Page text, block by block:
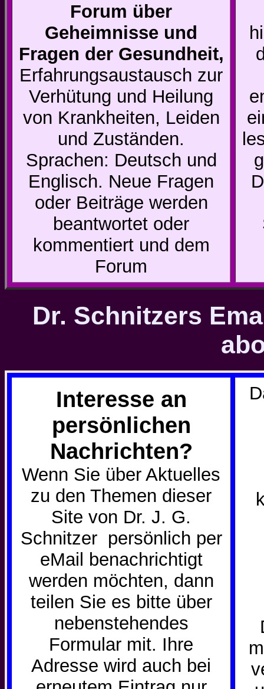
Forum über
Geheimnisse und
Fragen der Gesundheit,
Erfahrungsaustausch zur
Verhütung und Heilung
von Krankheiten, Leiden
und Zuständen.
Sprachen: Deutsch und
Englisch. Neue Fragen
oder Beiträge werden
beantwortet oder
kommentiert und dem
Forum
Dr. Schnitzers
Interesse an
persönlichen
Nachrichten?
Wenn Sie über Aktuelles
zu den Themen dieser
Site von Dr. J. G.
Schnitzer persönlich per
eMail benachrichtigt
werden möchten, dann
teilen Sie es bitte über
nebenstehendes
Formular mit. Ihre
Adresse wird auch bei